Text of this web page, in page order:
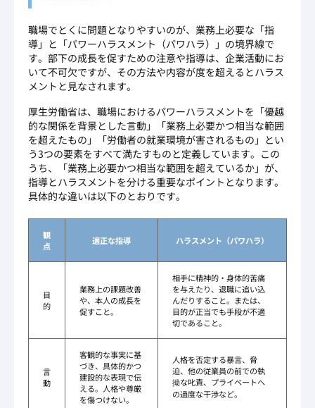
職場でとくに問題となりやすいのが、業務上必要な「指
導」と「パワーハラスメント（パワハラ）」の境界線で
す。部下の成長を促すための注意や指導は、企業活動にお
いて不可欠ですが、その方法や内容が度を超えるとハラス
メントと見なされます。
厚生労働省は、職場におけるパワーハラスメントを「優越
的な関係を背景とした言動」「業務上必要かつ相当な範囲
を超えたもの」「労働者の就業環境が害されるもの」とい
う3つの要素をすべて満たすものと定義しています。この
うち、「業務上必要かつ相当な範囲を超えているか」が、
指導とハラスメントを分ける重要なポイントとなります。
具体的な違いは以下のとおりです。
観
点
適正な指導 ハラスメント（パワハラ）
目
的
業務上の課題改善
や、本人の成長を
促すこと。
相手に精神的・身体的苦痛
を与えたり、退職に追い込
んだりすること。または、
目的が正当でも手段が不適
切であること。
言
動
客観的な事実に基
づき、具体的かつ
建設的な表現で伝
える。人格や尊厳
を傷つけない。
人格を否定する暴言、脅
迫、他の従業員の前での執
拗な叱責、プライベートへ
の過度な干渉など。